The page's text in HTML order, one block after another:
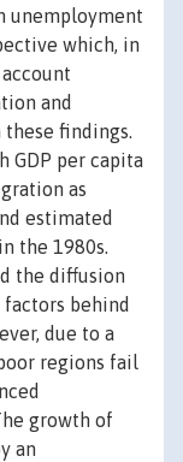
unemployment
which, in
and
findings.
GDP per capita
as
estimated
the 1980s.
the diffusion
behind
due to a
regions fail
growth of
an